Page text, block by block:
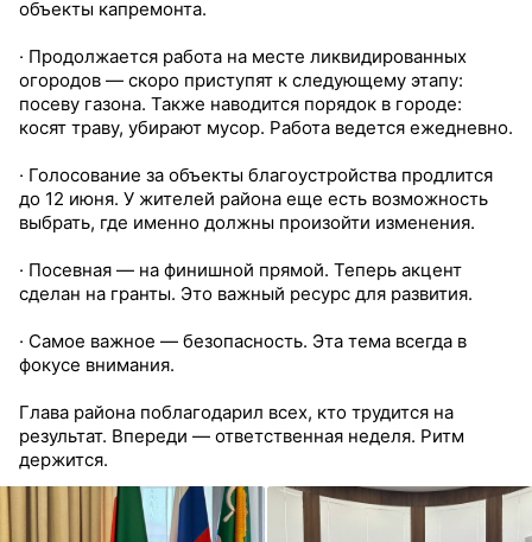
объекты капремонта.
· Продолжается работа на месте ликвидированных
огородов — скоро приступят к следующему этапу:
посеву газона. Также наводится порядок в городе:
косят траву, убирают мусор. Работа ведется ежедневно.
· Голосование за объекты благоустройства продлится
до 12 июня. У жителей района еще есть возможность
выбрать, где именно должны произойти изменения.
· Посевная — на финишной прямой. Теперь акцент
сделан на гранты. Это важный ресурс для развития.
· Самое важное — безопасность. Эта тема всегда в
фокусе внимания.
Глава района поблагодарил всех, кто трудится на
результат. Впереди — ответственная неделя. Ритм
держится.